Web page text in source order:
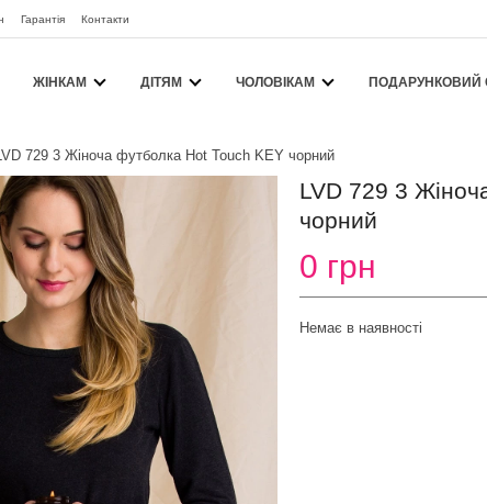
Гарантія Контакти
ЖІНКАМ ДІТЯМ ЧОЛОВІКАМ ПОДАРУНКОВИЙ
729 3 Жіноча футболка Hot Touch KEY чорний
LVD 729 3
чорний
0 грн
Немає в наявності